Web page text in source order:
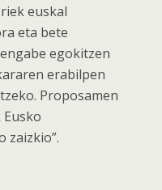
euskal
eta bete
egokitzen
erabilpen
Proposamen
zaizkio”.